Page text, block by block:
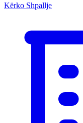
Kërko Shpallje